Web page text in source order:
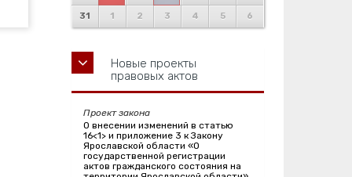
31 1 2 3 4 5 6
Новые проекты
правовых актов
Проект закона
О внесении изменений в статью
16<1> и приложение 3 к Закону
Ярославской области «О
государственной регистрации
актов гражданского состояния на